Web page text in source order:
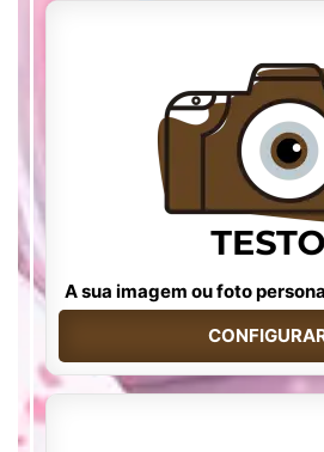
A sua imagem ou foto